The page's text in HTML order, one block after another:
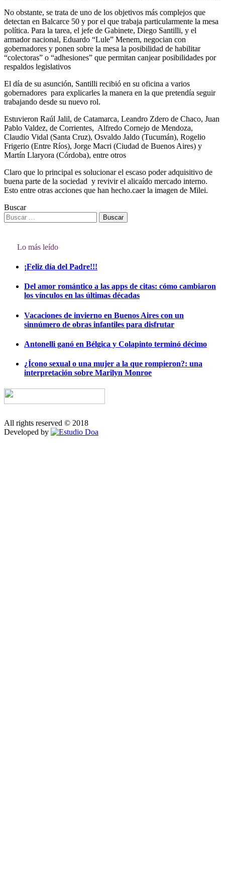
No obstante, se trata de uno de los objetivos más complejos que
detectan en Balcarce 50 y por el que trabaja particularmente la mesa
política. Para la tarea, el jefe de Gabinete, Diego Santilli, y el
armador nacional, Eduardo “Lule” Menem, negocian con
gobernadores y ponen sobre la mesa la posibilidad de habilitar
“colectoras” o “adhesiones” que permitan canjear posibilidades por
respaldos legislativos
El día de su asunción, Santilli recibió en su oficina a varios
gobernadores para explicarles la manera en la que pretendía seguir
trabajando desde su nuevo rol.
Estuvieron Raúl Jalil, de Catamarca, Leandro Zdero de Chaco, Juan
Pablo Valdez, de Corrientes, Alfredo Cornejo de Mendoza,
Claudio Vidal (Santa Cruz), Osvaldo Jaldo (Tucumán), Rogelio
Frigerio (Entre Ríos), Jorge Macri (Ciudad de Buenos Aires) y
Martín Llaryora (Córdoba), entre otros
Claro que lo principal es solucionar el escaso poder adquisitivo de
buena parte de la sociedad y revivir el alicaído mercado interno.
Esto entre otras acciones que han hecho.caer la imagen de Milei.
Buscar
Lo más leído
¡Feliz día del Padre!!!
Del amor romántico a las apps de citas: cómo cambiaron
los vínculos en las últimas décadas
Vacaciones de invierno en Buenos Aires con un
sinnúmero de obras infantiles para disfrutar
Antonelli ganó en Bélgica y Colapinto terminó décimo
¿Ícono sexual o una mujer a la que rompieron?: una
interpretación sobre Marilyn Monroe
All rights reserved © 2018
Developed by